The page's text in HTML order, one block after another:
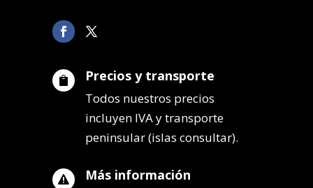
 Precios y transporte
Todos nuestros precios
incluyen IVA y transporte
peninsular (islas consultar).
 Más información